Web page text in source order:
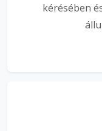
kérésében